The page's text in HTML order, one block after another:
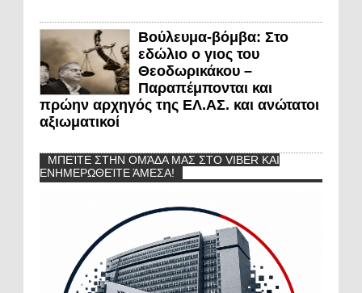
Βούλευμα-βόμβα: Στο
εδώλιο ο γιος του
Θεοδωρικάκου –
Παραπέμπονται και
πρώην αρχηγός της ΕΛ.ΑΣ. και ανώτατοι
αξιωματικοί
ΜΠΕΊΤΕ ΣΤΗΝ ΟΜΆΔΑ ΜΑΣ ΣΤΟ VIBER ΚΑΙ
ΕΝΗΜΕΡΩΘΕΊΤΕ ΆΜΕΣΑ!